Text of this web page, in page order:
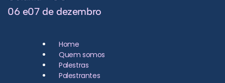
06 e07 de dezembro
Home
Quem somos
Palestras
Palestrantes